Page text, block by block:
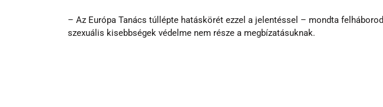
– Az Európa Tanács túllépte hatáskörét ezzel a jelentéssel – mondta
szexuális kisebbségek védelme nem része a megbízatásuknak.